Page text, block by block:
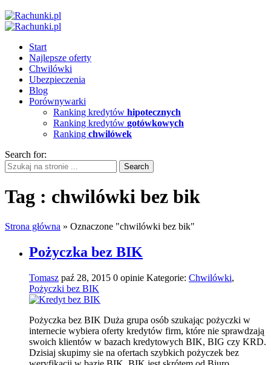
Start
Najlepsze oferty
Chwilówki
Ubezpieczenia
Blog
Porównywarki
Ranking kredytów hipotecznych
Ranking kredytów gotówkowych
Ranking chwilówek
Search for:
Tag : chwilówki bez bik
Strona główna » Oznaczone "chwilówki bez bik"
Pożyczka bez BIK
Tomasz paź 28, 2015 0 opinie Kategorie: Chwilówki,
Pożyczki bez BIK
Pożyczka bez BIK Duża grupa osób szukając pożyczki w
internecie wybiera oferty kredytów firm, które nie sprawdzają
swoich klientów w bazach kredytowych BIK, BIG czy KRD.
Dzisiaj skupimy sie na ofertach szybkich pożyczek bez